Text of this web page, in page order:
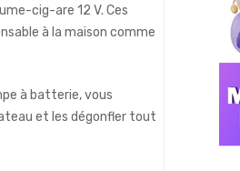
cig-are 12 V. Ces
à la maison comme
à batterie, vous
et les dégonfler tout